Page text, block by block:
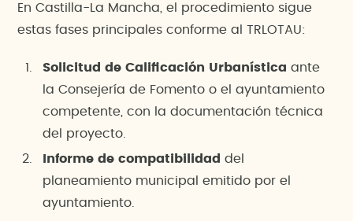
En Castilla-La Mancha, el procedimiento sigue
estas fases principales conforme al TRLOTAU:
Solicitud de Calificación Urbanística ante
la Consejería de Fomento o el ayuntamiento
competente, con la documentación técnica
del proyecto.
Informe de compatibilidad del
planeamiento municipal emitido por el
ayuntamiento.